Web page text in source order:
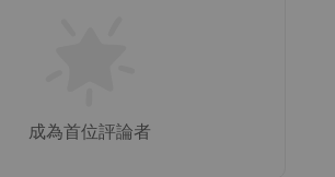
成為首位評論者